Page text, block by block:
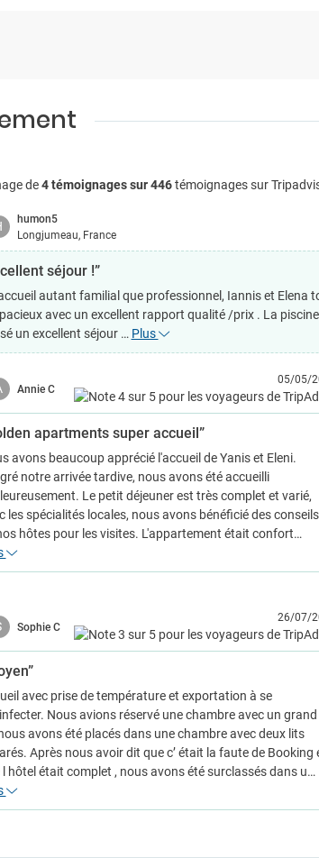
de4 témoignages sur 446témoignages sur
humon5
Longjumeau, France
séjour !”
autant familial que professionnel, Iannis et
avec un excellent rapport qualité /prix . La
un excellent séjour … Plus
Annie C
05/05/
apartments super accueil”
avons beaucoup apprécié l'accueil de Yanis et Eleni.
notre arrivée tardive, nous avons été accueilli
Le petit déjeuner est très complet et varié,
les spécialités locales, nous avons bénéficié des conseils
hôtes pour les visites. L'appartement était confort…
Sophie C
26/07/
avec prise de température et exportation à se
Nous avions réservé une chambre avec un grand
avons été placés dans une chambre avec deux lits
Après nous avoir dit que c’ était la faute de Booking
l hôtel était complet , nous avons été surclassés dans u…